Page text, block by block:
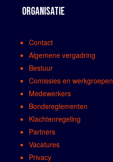
ORGANISATIE
Contact
Algemene vergadring
Bestuur
Comissies en werkgroepen
Medewerkers
Bondsreglementen
Klachtenregeling
Partners
Vacatures
Privacy